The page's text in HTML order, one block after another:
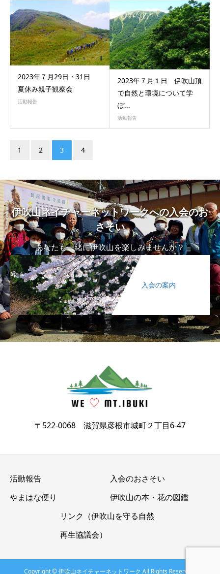
2023年７月29日・31日
夏休み親子観察会
活動報告
2023年７月１日 伊吹山頂
で自然と環境について学
ぼ...
活動報告
1 2 3 4
伊吹山ネイチャーネットワークへの入会のお
さそい
あなたも一緒に伊吹山を楽しみませんか？
入会の案内
〒522-0068 滋賀県彦根市城町２丁目6-47
活動報告
入会のおさそい
やまはな便り
伊吹山の本・花の図鑑
リンク（伊吹山を守る自然
再生協議会）
Copyright © 伊吹山ネイチャーネットワーク All Rights Reserved.